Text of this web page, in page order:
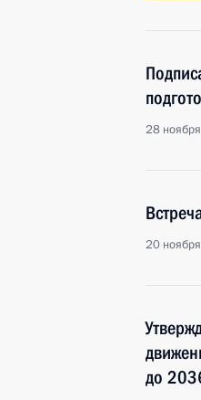
28
20
до